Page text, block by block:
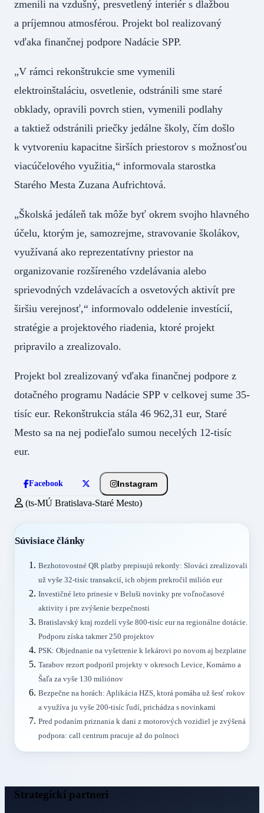
zmenili na vzdušný, presvetlený interiér s dlažbou
a príjemnou atmosférou. Projekt bol realizovaný
vďaka finančnej podpore Nadácie SPP.
„V rámci rekonštrukcie sme vymenili
elektroinštaláciu, osvetlenie, odstránili sme staré
obklady, opravili povrch stien, vymenili podlahy
a taktiež odstránili priečky jedálne školy, čím došlo
k vytvoreniu kapacitne širších priestorov s možnosťou
viacúčelového využitia,“ informovala starostka
Starého Mesta Zuzana Aufrichtová.
„Školská jedáleň tak môže byť okrem svojho hlavného
účelu, ktorým je, samozrejme, stravovanie školákov,
využívaná ako reprezentatívny priestor na
organizovanie rozšíreného vzdelávania alebo
sprievodných vzdelávacích a osvetových aktivít pre
širšiu verejnosť,“ informovalo oddelenie investícií,
stratégie a projektového riadenia, ktoré projekt
pripravilo a zrealizovalo.
Projekt bol zrealizovaný vďaka finančnej podpore z
dotačného programu Nadácie SPP v celkovej sume 35-
tisíc eur. Rekonštrukcia stála 46 962,31 eur, Staré
Mesto sa na nej podieľalo sumou necelých 12-tisíc
eur.
Facebook Instagram
(ts-MÚ Bratislava-Staré Mesto)
Súvisiace články
Bezhotovostné QR platby prepisujú rekordy: Slováci zrealizovali
už vyše 32-tisíc transakcií, ich objem prekročil milión eur
Investičné leto prinesie v Beluši novinky pre voľnočasové
aktivity i pre zvýšenie bezpečnosti
Bratislavský kraj rozdelí vyše 800-tisíc eur na regionálne dotácie.
Podporu získa takmer 250 projektov
PSK: Objednanie na vyšetrenie k lekárovi po novom aj bezplatne
Tarabov rezort podporil projekty v okresoch Levice, Komárno a
Šaľa za vyše 130 miliónov
Bezpečne na horách: Aplikácia HZS, ktorá pomáha už šesť rokov
a využíva ju vyše 200-tisíc ľudí, prichádza s novinkami
Pred podaním priznania k dani z motorových vozidiel je zvýšená
podpora: call centrum pracuje až do polnoci
Strategickí partneri